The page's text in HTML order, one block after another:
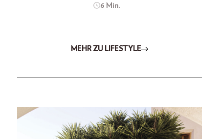
6 Min.
MEHR ZU LIFESTYLE